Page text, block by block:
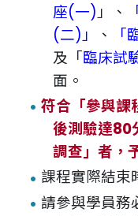
座(一)」、
(二)」 、 「
及「臨床試
面。
符合「參與課
後測驗達80
調查」者，
課程實際結束
請參與學員務